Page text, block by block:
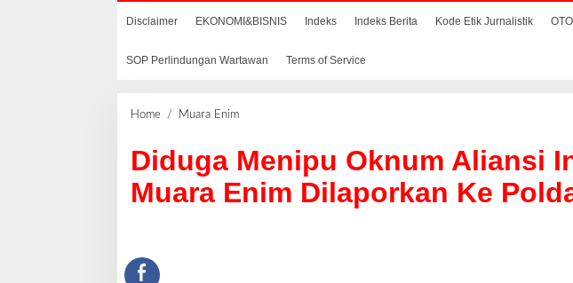
Disclaimer EKONOMI&BISNIS Indeks Indeks Berita Kode Etik Jurnalistik
SOP Perlindungan Wartawan Terms of Service
Home / Muara Enim
d
u
g
a
Diduga Menipu Oknum Aliansi
Muara Enim Dilaporkan Ke